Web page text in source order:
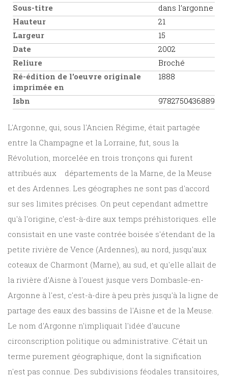
Sous-titre
dans l’argonne
Hauteur
21
Largeur
15
Date
2002
Reliure
Broché
Ré-édition de l'oeuvre originale
imprimée en
1888
Isbn 9782750436889
L'Argonne, qui, sous l'Ancien Régime, était partagée
entre la Champagne et la Lorraine, fut, sous la
Révolution, morcelée en trois tronçons qui furent
attribués aux départements de la Marne, de la Meuse
et des Ardennes. Les géographes ne sont pas d'accord
sur ses limites précises. On peut cependant admettre
qu'à l'origine, c'est-à-dire aux temps préhistoriques. elle
consistait en une vaste contrée boisée s'étendant de la
petite rivière de Vence (Ardennes), au nord, jusqu'aux
coteaux de Charmont (Marne), au sud, et qu'elle allait de
la rivière d'Aisne à l'ouest jusque vers Dombasle-en-
Argonne à l'est, c'est-à-dire à peu près jusqu'à la ligne de
partage des eaux des bassins de l'Aisne et de la Meuse.
Le nom d'Argonne n'impliquait l'idée d'aucune
circonscription politique ou administrative. C'était un
terme purement géographique, dont la signification
n'est pas connue. Des subdivisions féodales transitoires,